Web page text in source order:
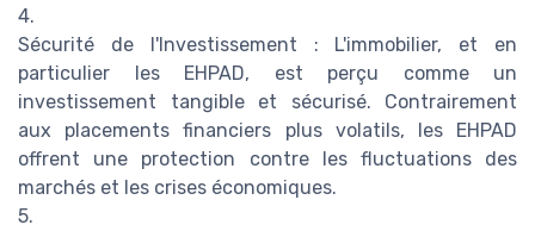
4.
Sécurité de l'Investissement : L'immobilier, et en
particulier les EHPAD, est perçu comme un
investissement tangible et sécurisé. Contrairement
aux placements financiers plus volatils, les EHPAD
offrent une protection contre les fluctuations des
marchés et les crises économiques.
5.